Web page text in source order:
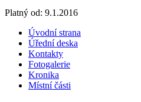
Platný od: 9.1.2016
Úvodní strana
Úřední deska
Kontakty
Fotogalerie
Kronika
Místní části